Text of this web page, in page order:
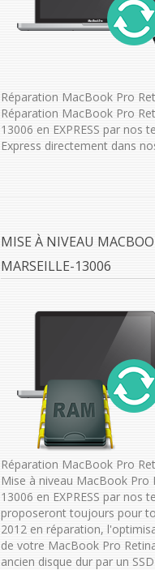
Réparation MacBook Pro
Réparation MacBook Pro
13006 en EXPRESS par nos
Express directement dans
MISE À NIVEAU
MARSEILLE-13006
Réparation MacBook Pro
Mise à niveau MacBook Pro
13006 en EXPRESS par nos
proposeront toujours pour
2012 en réparation,
de votre MacBook Pro
ancien disque dur par un